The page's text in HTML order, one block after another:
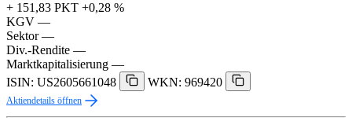
+ 151,83 PKT +0,28 %
KGV —
Sektor —
Div.-Rendite —
Marktkapitalisierung —
ISIN: US2605661048
WKN: 969420
Aktiendetails öffnen